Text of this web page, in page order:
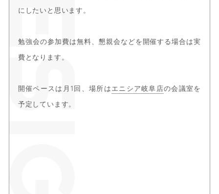
にしたいと思います。
勉強会の参加費は無料、懇親会などを開催する場合は実
費となります。
開催ペースは月1回、場所はエニシア岐阜店の会議室を
予定しています。